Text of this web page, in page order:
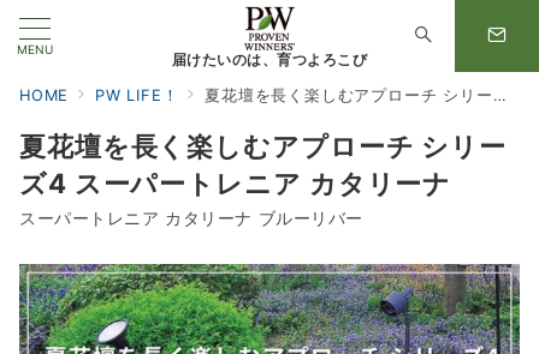
MENU
届けたいのは、育つよろこび
HOME PW LIFE！ 夏花壇を長く楽しむアプローチ シリーズ4 スーパートレニア カタリーナ
夏花壇を長く楽しむアプローチ シリー
ズ4 スーパートレニア カタリーナ
スーパートレニア カタリーナ ブルーリバー